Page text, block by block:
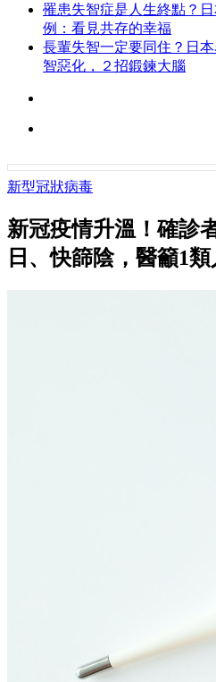
罹患失智症是人生終點？
例：看見共存的幸福
長輩失智一定要同住？日
智惡化，２招鍛鍊大腦
新型冠狀病毒
新冠疫情升溫！確診
日、快篩陰，醫籲1